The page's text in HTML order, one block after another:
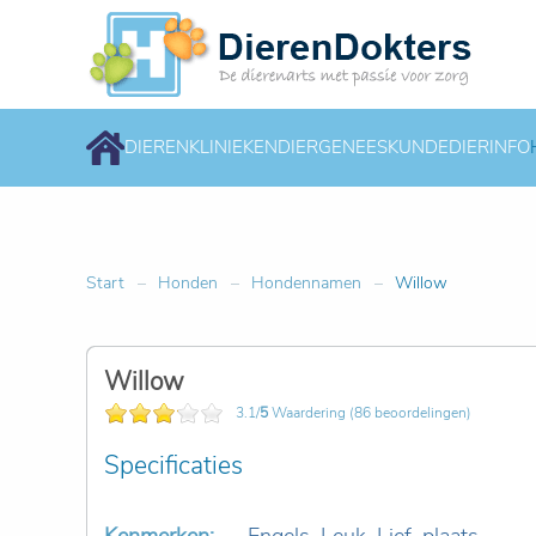
DIERENKLINIEKENDIERGENEESKUNDEDIERINFO
Start Honden Hondennamen Willow
Willow
3.1/5Waardering (86 beoordelingen)
Specificaties